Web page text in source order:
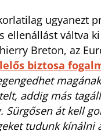
ugyanezt
ellenállást váltva
Breton, az
biztosa
addig más
Sürgősen át kell
tudunk kínálni